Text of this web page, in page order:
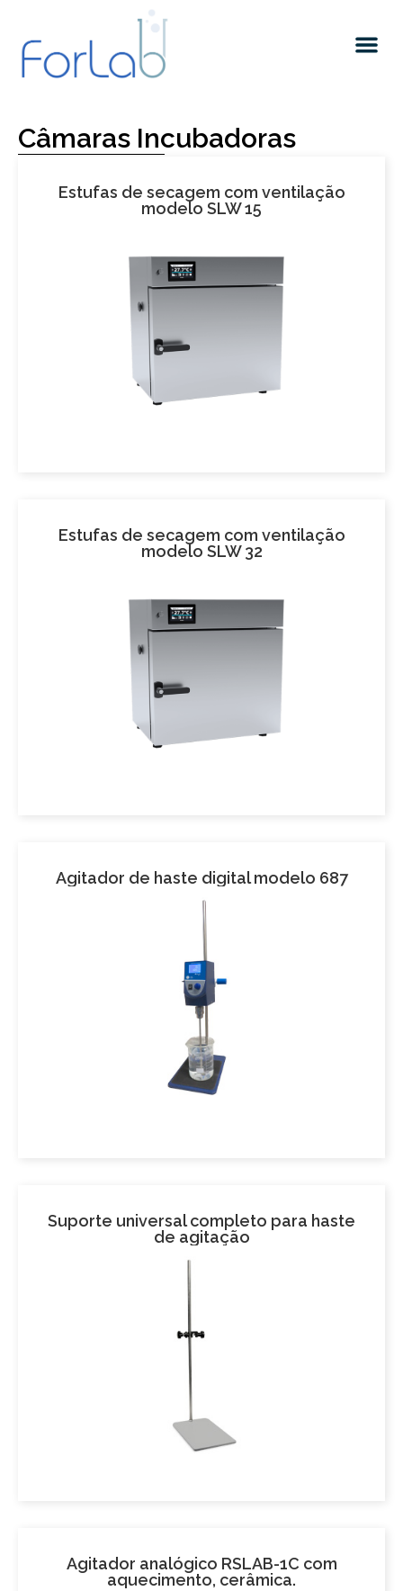
Câmaras Incubadoras
Estufas de secagem com ventilação
modelo SLW 15
Estufas de secagem com ventilação
modelo SLW 32
Agitador de haste digital modelo 687
Suporte universal completo para haste
de agitação
Agitador analógico RSLAB-1C com
aquecimento, cerâmica.